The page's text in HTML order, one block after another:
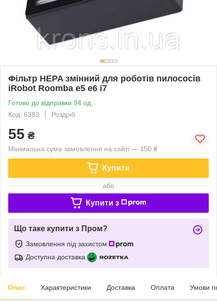
Фільтр HEPA змінний для роботів пилососів
iRobot Roomba e5 e6 i7
Готово до відправки 94 од.
Код: 6383
Роздріб
55 ₴
Мінімальна сума замовлення на сайті — 150 ₴
Купити
або
Купити з
Що таке купити з Пром?
Замовлення під захистом
Доступна доставка
Опис Характеристики Доставка Оплата Умови